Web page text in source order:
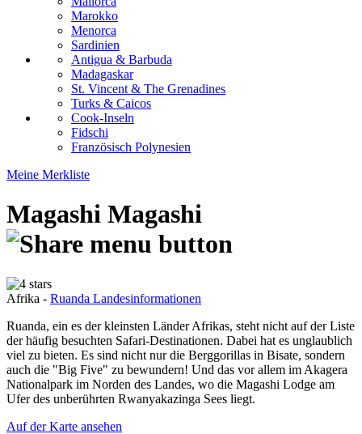
Marokko
Menorca
Sardinien
Antigua & Barbuda
Madagaskar
St. Vincent & The Grenadines
Turks & Caicos
Cook-Inseln
Fidschi
Französisch Polynesien
Meine Merkliste
Magashi Magashi
Afrika - Ruanda Landesinformationen
Ruanda, ein es der kleinsten Länder Afrikas, steht nicht auf der Liste
der häufig besuchten Safari-Destinationen. Dabei hat es unglaublich
viel zu bieten. Es sind nicht nur die Berggorillas in Bisate, sondern
auch die "Big Five" zu bewundern! Und das vor allem im Akagera
Nationalpark im Norden des Landes, wo die Magashi Lodge am
Ufer des unberührten Rwanyakazinga Sees liegt.
Auf der Karte ansehen